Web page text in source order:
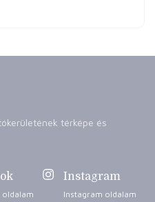
térképe és
oldalam
Instagram
Instagram oldalam